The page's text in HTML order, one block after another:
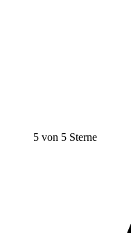
5 von 5 Sterne